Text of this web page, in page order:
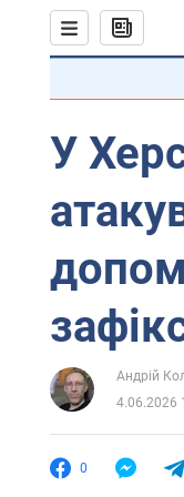
У
Андрій
4.06.2026
0